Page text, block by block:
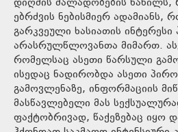
ებრძვის ნებისმიერ ადამიანს,
გარკვეული ხასიათის
არასრულწლოვანთა მიმართ.
რომელსაც ასეთი წარსული
ისედაც ნადირობდა ასეთი
გამოვლენაზე, ინფორმაციის
მასწავლებელი მას
ფაქტობრივად, წაქეზებაც იყო